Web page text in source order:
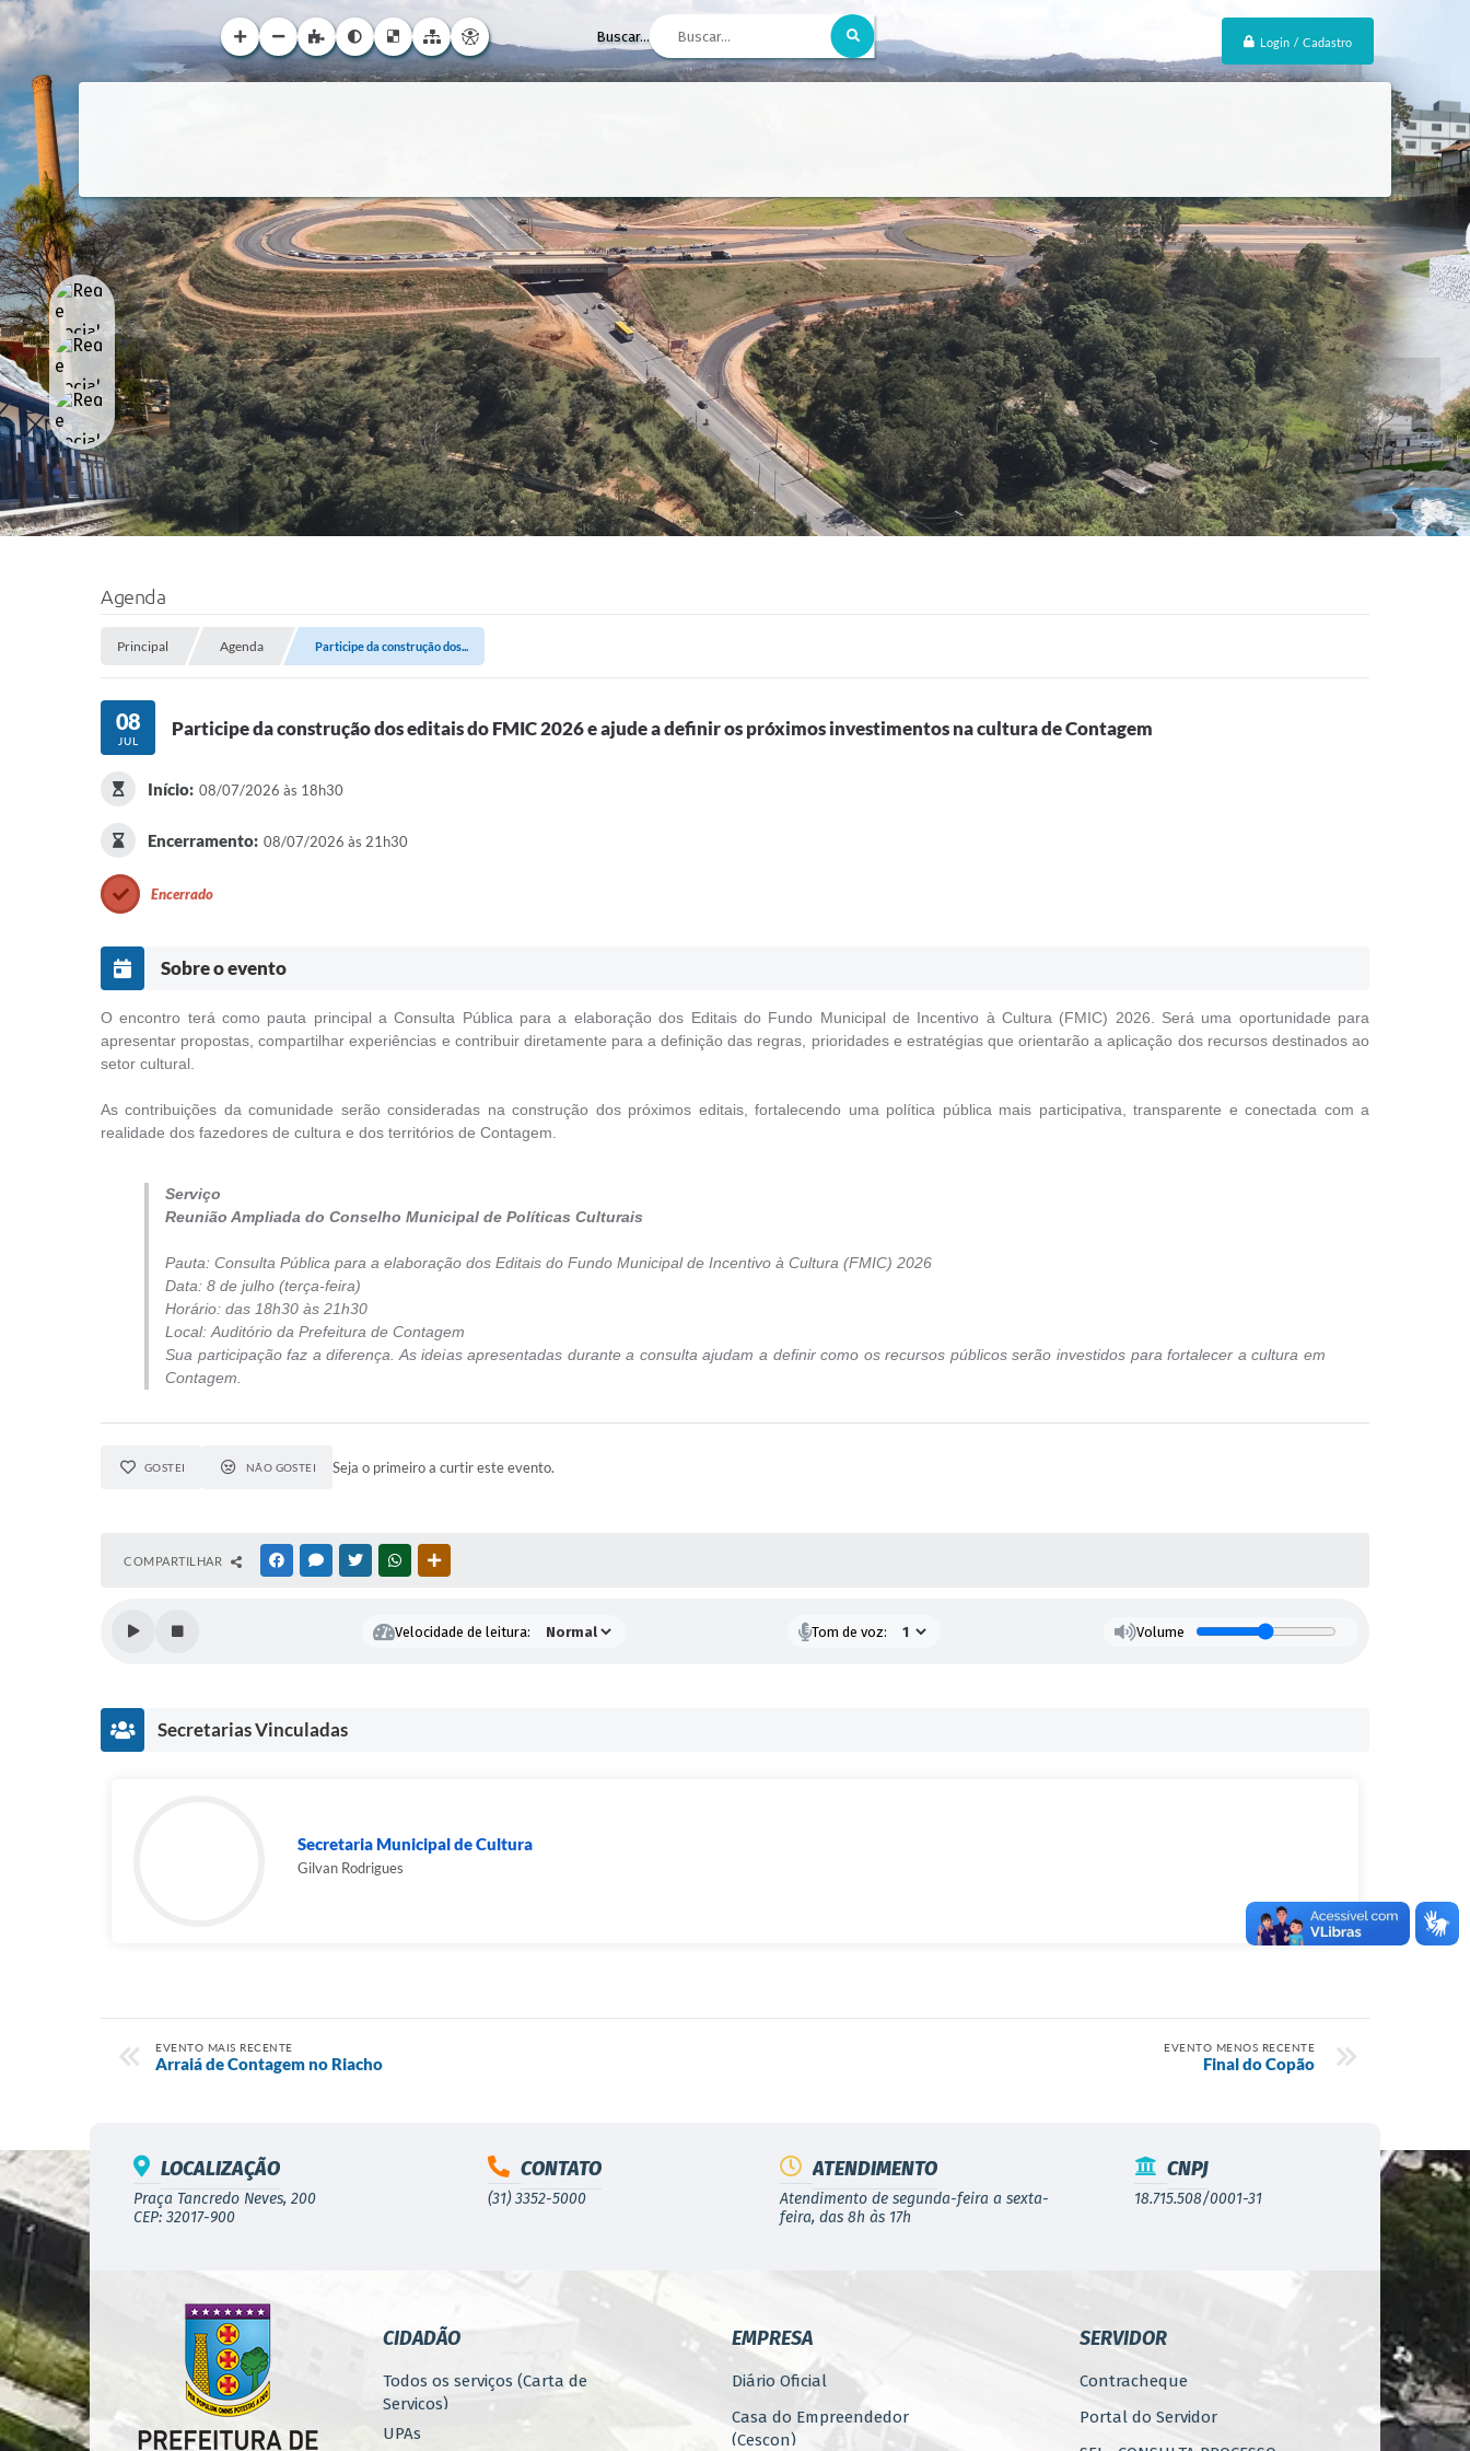
Login / Cadastro
Buscar...
Agenda
Principal Agenda Participe da construção dos...
08
JUL
Participe da construção dos editais do FMIC 2026 e ajude a definir os próximos investimentos na cultura de Contagem
Início: 08/07/2026 às 18h30
Encerramento: 08/07/2026 às 21h30
Encerrado
Sobre o evento
O encontro terá como pauta principal a Consulta Pública para a elaboração dos Editais do Fundo Municipal de Incentivo à Cultura (FMIC) 2026. Será uma oportunidade para
apresentar propostas, compartilhar experiências e contribuir diretamente para a definição das regras, prioridades e estratégias que orientarão a aplicação dos recursos destinados ao
setor cultural.
As contribuições da comunidade serão consideradas na construção dos próximos editais, fortalecendo uma política pública mais participativa, transparente e conectada com a
realidade dos fazedores de cultura e dos territórios de Contagem.
Serviço
Reunião Ampliada do Conselho Municipal de Políticas Culturais
Pauta: Consulta Pública para a elaboração dos Editais do Fundo Municipal de Incentivo à Cultura (FMIC) 2026
Data: 8 de julho (terça-feira)
Horário: das 18h30 às 21h30
Local: Auditório da Prefeitura de Contagem
Sua participação faz a diferença. As ideias apresentadas durante a consulta ajudam a definir como os recursos públicos serão investidos para fortalecer a cultura em
Contagem.
GOSTEI NÃO GOSTEI Seja o primeiro a curtir este evento.
COMPARTILHAR FACEBOOKMESSENGER
TWITTERWHATSAPP
Velocidade de leitura: Tom de voz: Volume
Secretarias Vinculadas
Secretaria Municipal de Cultura
Gilvan Rodrigues
EVENTO MAIS RECENTE
Arraiá de Contagem no Riacho
EVENTO MENOS RECENTE
Final do Copão
LOCALIZAÇÃO
Praça Tancredo Neves, 200
CEP: 32017-900
CONTATO
(31) 3352-5000
ATENDIMENTO
Atendimento de segunda-feira a sexta-
feira, das 8h às 17h
CNPJ
18.715.508/0001-31
CIDADÃO
Todos os serviços (Carta de
Serviços)
UPAs
EMPRESA
Diário Oficial
Casa do Empreendedor
(Cescon)
SERVIDOR
Contracheque
Portal do Servidor